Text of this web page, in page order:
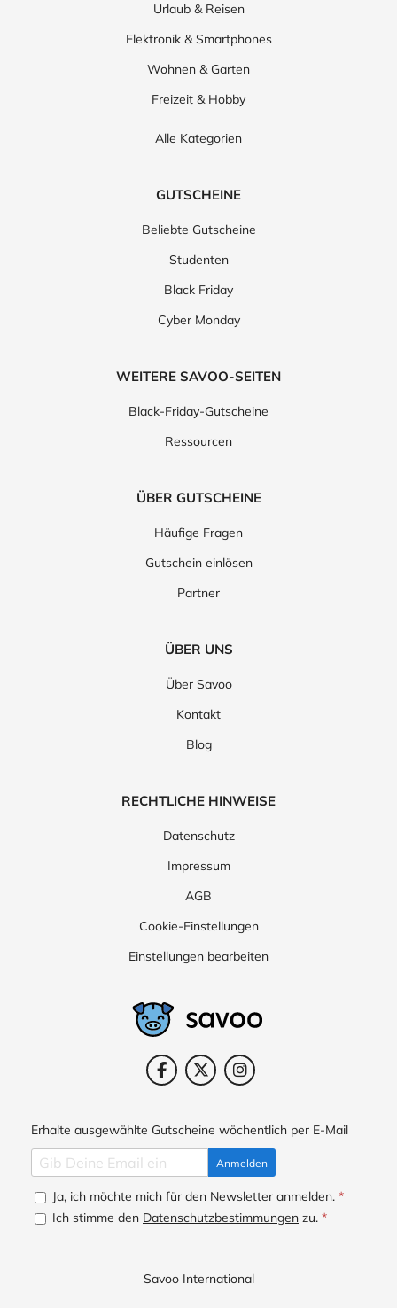
Urlaub & Reisen
Elektronik & Smartphones
Wohnen & Garten
Freizeit & Hobby
Alle Kategorien
GUTSCHEINE
Beliebte Gutscheine
Studenten
Black Friday
Cyber Monday
WEITERE SAVOO-SEITEN
Black-Friday-Gutscheine
Ressourcen
ÜBER GUTSCHEINE
Häufige Fragen
Gutschein einlösen
Partner
ÜBER UNS
Über Savoo
Kontakt
Blog
RECHTLICHE HINWEISE
Datenschutz
Impressum
AGB
Cookie-Einstellungen
Einstellungen bearbeiten
Erhalte ausgewählte Gutscheine wöchentlich per E-Mail
Anmelden
Ja, ich möchte mich für den Newsletter anmelden. *
Ich stimme den Datenschutzbestimmungen zu. *
Savoo International